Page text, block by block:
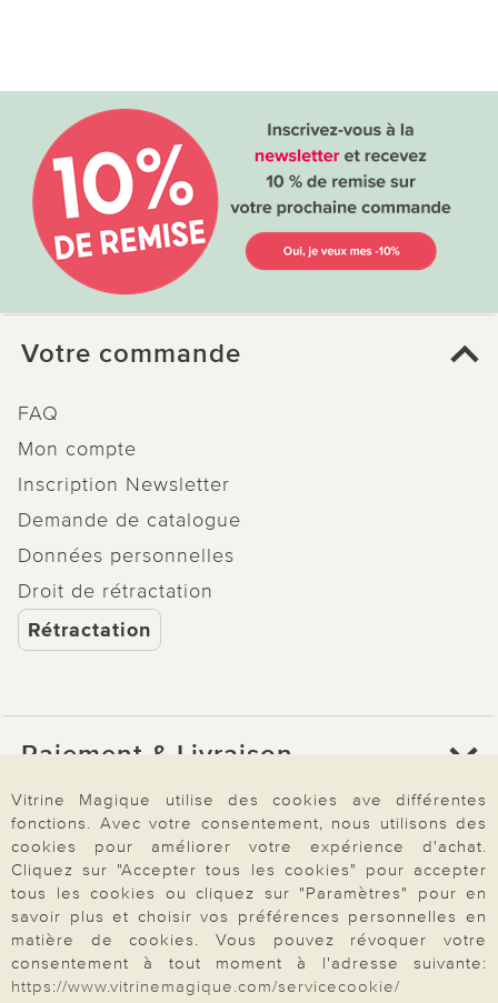
Votre commande
FAQ
Mon compte
Inscription Newsletter
Demande de catalogue
Données personnelles
Droit de rétractation
Rétractation
Paiement & Livraison
À propos de nous
Besoin d'aide?
Mentions légales|CGV|Données & liberté|Vie privée & cookies
Vitrine Magique utilise des cookies ave différentes
fonctions. Avec votre consentement, nous utilisons des
cookies pour améliorer votre expérience d'achat.
Cliquez sur "Accepter tous les cookies" pour accepter
tous les cookies ou cliquez sur "Paramètres" pour en
savoir plus et choisir vos préférences personnelles en
matière de cookies. Vous pouvez révoquer votre
consentement à tout moment à l'adresse suivante:
https://www.vitrinemagique.com/servicecookie/